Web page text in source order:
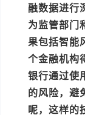
融数据进行
为监管部门
果包括智能
个金融机构
银行通过使
的风险，避
呢，这样的